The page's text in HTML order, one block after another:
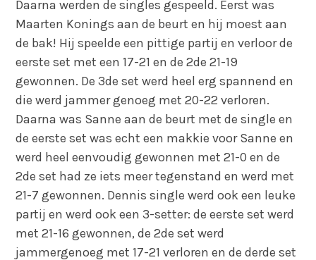
Daarna werden de singles gespeeld. Eerst was
Maarten Konings aan de beurt en hij moest aan
de bak! Hij speelde een pittige partij en verloor de
eerste set met een 17-21 en de 2de 21-19
gewonnen. De 3de set werd heel erg spannend en
die werd jammer genoeg met 20-22 verloren.
Daarna was Sanne aan de beurt met de single en
de eerste set was echt een makkie voor Sanne en
werd heel eenvoudig gewonnen met 21-0 en de
2de set had ze iets meer tegenstand en werd met
21-7 gewonnen. Dennis single werd ook een leuke
partij en werd ook een 3-setter: de eerste set werd
met 21-16 gewonnen, de 2de set werd
jammergenoeg met 17-21 verloren en de derde set